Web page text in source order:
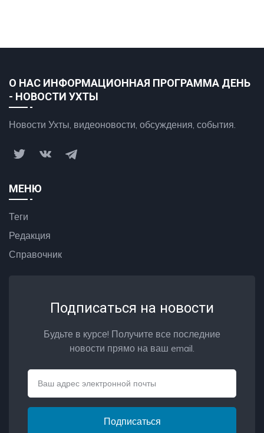
О НАС ИНФОРМАЦИОННАЯ ПРОГРАММА ДЕНЬ
- НОВОСТИ УХТЫ
Новости Ухты, видеоновости, обсуждения, события.
МЕНЮ
Теги
Редакция
Справочник
Подписаться на новости
Будьте в курсе! Получите все последние
новости прямо на ваш email.
Подписаться